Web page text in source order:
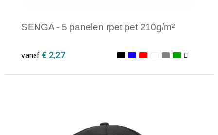
SENGA - 5 panelen rpet pet 210g/m²
vanaf € 2,27